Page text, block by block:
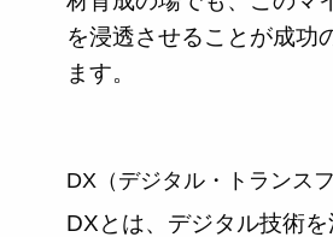
を浸透させることが成功
ます。
DX（デジタル・トランス
DXとは、デジタル技術